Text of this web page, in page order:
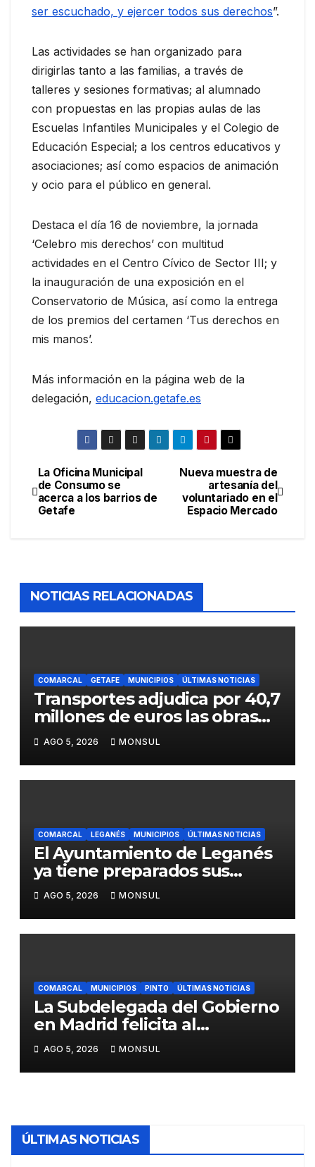
ser escuchado, y ejercer todos sus derechos”.
Las actividades se han organizado para
dirigirlas tanto a las familias, a través de
talleres y sesiones formativas; al alumnado
con propuestas en las propias aulas de las
Escuelas Infantiles Municipales y el Colegio de
Educación Especial; a los centros educativos y
asociaciones; así como espacios de animación
y ocio para el público en general.
Destaca el día 16 de noviembre, la jornada
‘Celebro mis derechos’ con multitud
actividades en el Centro Cívico de Sector III; y
la inauguración de una exposición en el
Conservatorio de Música, así como la entrega
de los premios del certamen ‘Tus derechos en
mis manos’.
Más información en la página web de la
delegación, educacion.getafe.es
Nueva muestra de
artesanía del
voluntariado en el
Espacio Mercado
La Oficina Municipal
de Consumo se
acerca a los barrios de
Getafe
NOTICIAS RELACIONADAS
COMARCAL GETAFE MUNICIPIOS ÚLTIMAS NOTICIAS
Transportes adjudica por 40,7
millones de euros las obras
para mejorar la accesibilidad
del transporte público en la
A-4 en Getafe
AGO 5, 2026 MONSUL
COMARCAL LEGANÉS MUNICIPIOS ÚLTIMAS NOTICIAS
El Ayuntamiento de Leganés
ya tiene preparados sus
dispositivos de seguridad y
de limpieza para las Fiestas
de Butarque
AGO 5, 2026 MONSUL
COMARCAL MUNICIPIOS PINTO ÚLTIMAS NOTICIAS
La Subdelegada del Gobierno
en Madrid felicita al
Ayuntamiento de Pinto por
su dispositivo de seguridad
en las Fiestas Patronales
AGO 5, 2026 MONSUL
ÚLTIMAS NOTICIAS